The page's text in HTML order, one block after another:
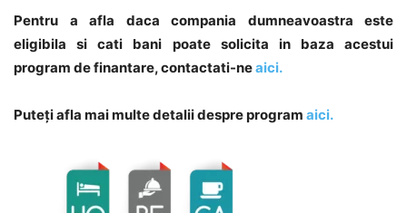
Pentru a afla daca compania dumneavoastra este
eligibila si cati bani poate solicita in baza acestui
program de finantare, contactati-neaici.
Puteți afla mai multe detalii despre program aici.